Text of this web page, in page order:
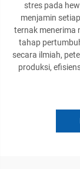
stres pada
menjamin
ternak menerima
tahap
secara ilmiah,
produksi,